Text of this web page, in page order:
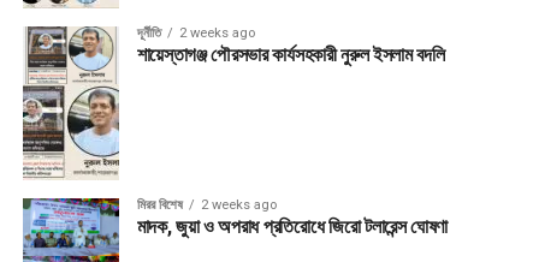
দূর্নীতি 2 weeks ago
শায়েস্তাগঞ্জ পৌরসভার কার্যসহকারী নুরুল ইসলাম বদলি
মিরর বিশেষ 2 weeks ago
মাদক, জুয়া ও অপরাধ প্রতিরোধে জিরো টলারেন্স ঘোষণা